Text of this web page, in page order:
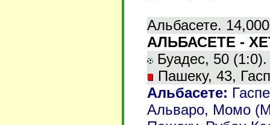
Альбасете.
АЛЬБАСЕТЕ -
Буадес, 50 (1:0).
Пашеку, 43,
Альбасете:
Альваро, Момо